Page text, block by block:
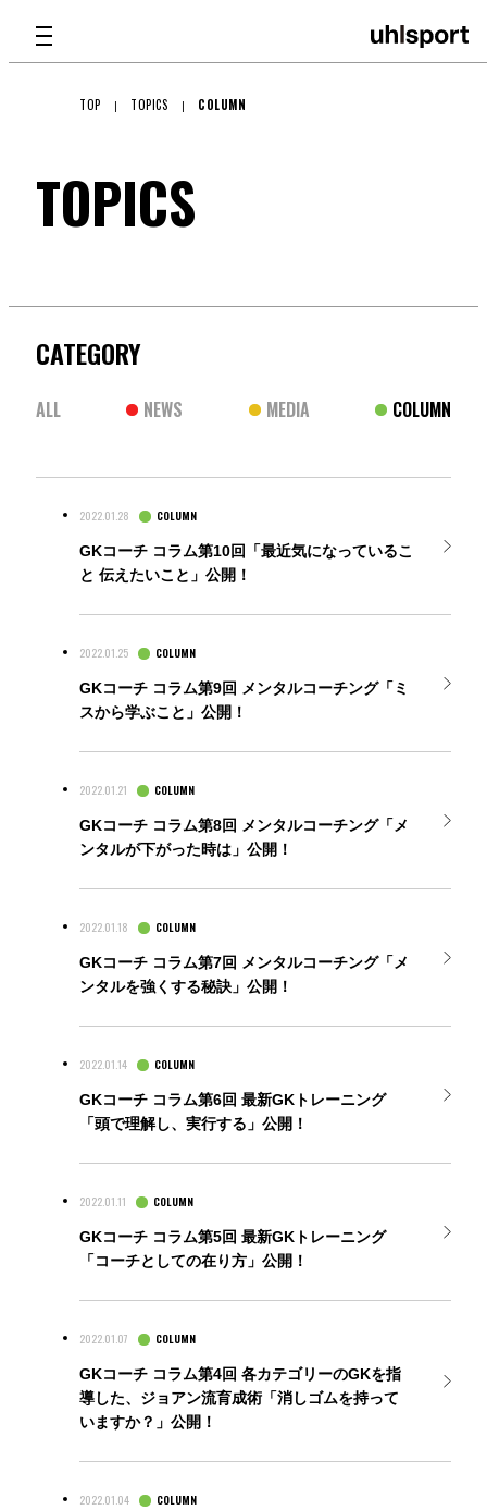
PRODUCTS
GKアパレル
バッグ
GKパッド
・シンガード
GKアクセサリー
TECHNOLOGY
ATHLETE
SHOP LIST
ABOUT
ONLINE SHOP
SPECIAL
GK専用トレーニングボール
【コラム】人生を豊かにするGKスキル
CATALOG
グラブメンテナンス マニュアル
TOPICS
CONTACT
TOP TOPICS COLUMN
TOPICS
CATEGORY
ALL NEWS MEDIA COLUMN
2022.01.28 COLUMN
GKコーチ コラム第10回「最近気になっているこ
と 伝えたいこと」公開！
2022.01.25 COLUMN
GKコーチ コラム第9回 メンタルコーチング「ミ
スから学ぶこと」公開！
2022.01.21 COLUMN
GKコーチ コラム第8回 メンタルコーチング「メ
ンタルが下がった時は」公開！
2022.01.18 COLUMN
GKコーチ コラム第7回 メンタルコーチング「メ
ンタルを強くする秘訣」公開！
2022.01.14 COLUMN
GKコーチ コラム第6回 最新GKトレーニング
「頭で理解し、実行する」公開！
2022.01.11 COLUMN
GKコーチ コラム第5回 最新GKトレーニング
「コーチとしての在り方」公開！
2022.01.07 COLUMN
GKコーチ コラム第4回 各カテゴリーのGKを指
導した、ジョアン流育成術「消しゴムを持って
いますか？」公開！
2022.01.04 COLUMN